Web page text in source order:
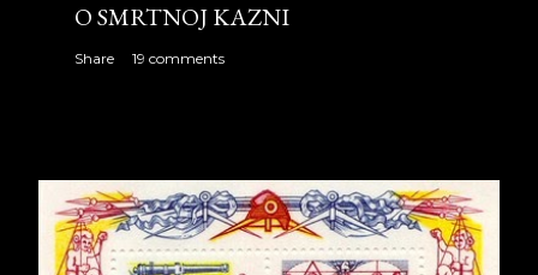
O SMRTNOJ KAZNI
Share 19 comments